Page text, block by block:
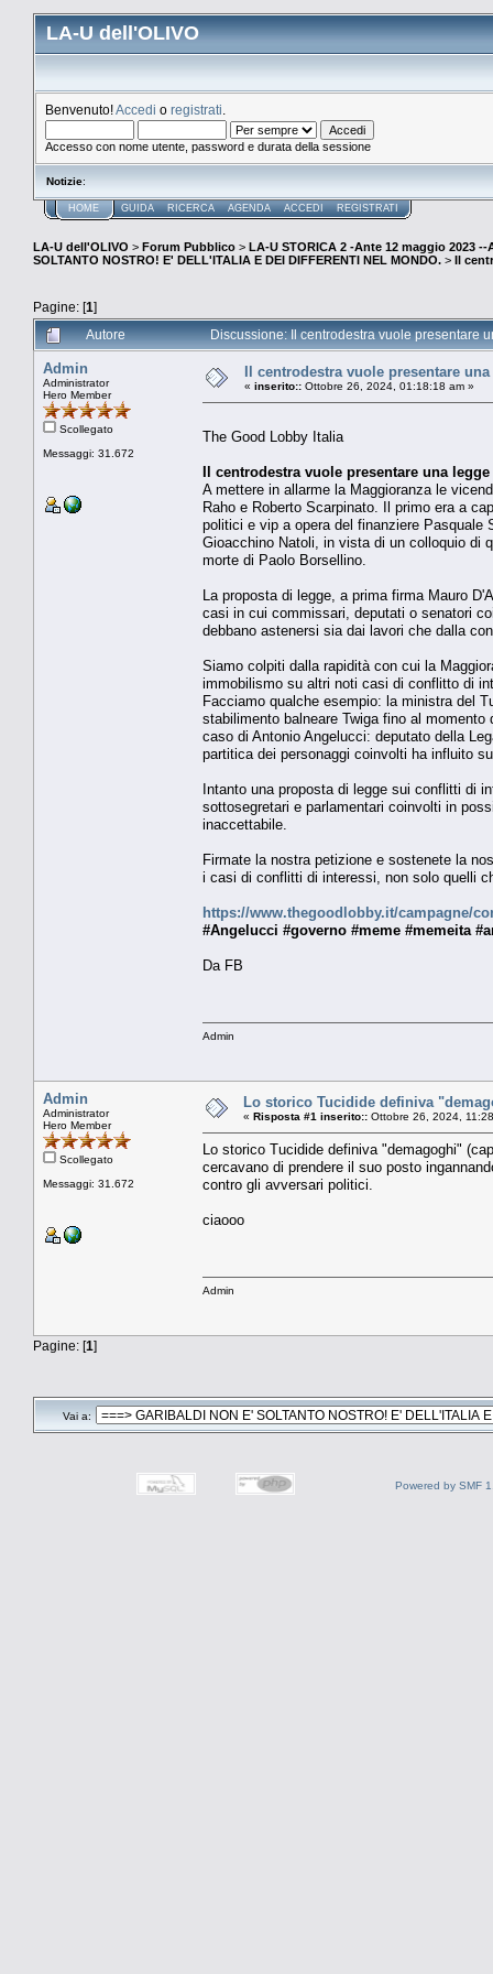
LA-U dell'OLIVO
Benvenuto!Accedi o registrati
Accesso con nome utente, password e durata della sessione
Notizie:
HOME GUIDA RICERCA AGENDA ACCEDI REGISTRATI
LA-U dell'OLIVO > Forum Pubblico > LA-U STORICA 2 -Ante 12 maggio 2023 --
SOLTANTO NOSTRO! E' DELL'ITALIA E DEI DIFFERENTI NEL MONDO. > Il
Pagine: [1]
Autore
Discussione: Il centrodestra vuole presentare
Admin
Administrator
Hero Member
Scollegato
Messaggi: 31.672
Il centrodestra vuole presentare
« inserito:: Ottobre 26, 2024, 01:18:18 am »
The Good Lobby Italia
Il centrodestra vuole presentare una
A mettere in allarme la Maggioranza le
Raho e Roberto Scarpinato. Il primo era a
politici e vip a opera del finanziere Pasquale
Gioacchino Natoli, in vista di un colloquio di
morte di Paolo Borsellino.
La proposta di legge, a prima firma Mauro
casi in cui commissari, deputati o senatori
debbano astenersi sia dai lavori che dalla
Siamo colpiti dalla rapidità con cui la
immobilismo su altri noti casi di conflitto di
Facciamo qualche esempio: la ministra del
stabilimento balneare Twiga fino al
caso di Antonio Angelucci: deputato della
partitica dei personaggi coinvolti ha influito
Intanto una proposta di legge sui conflitti di
sottosegretari e parlamentari coinvolti in
inaccettabile.
Firmate la nostra petizione e sostenete la
i casi di conflitti di interessi, non solo quelli
https://www.thegoodlobby.it/campagne/
#Angelucci #governo #meme #memeita
Da FB
Admin
Admin
Administrator
Hero Member
Scollegato
Messaggi: 31.672
Lo storico Tucidide definiva
« Risposta #1 inserito:: Ottobre 26, 2024,
Lo storico Tucidide definiva "demagoghi"
cercavano di prendere il suo posto
contro gli avversari politici.
ciaooo
Admin
Pagine: [1]
Vai a:
Powered by SMF